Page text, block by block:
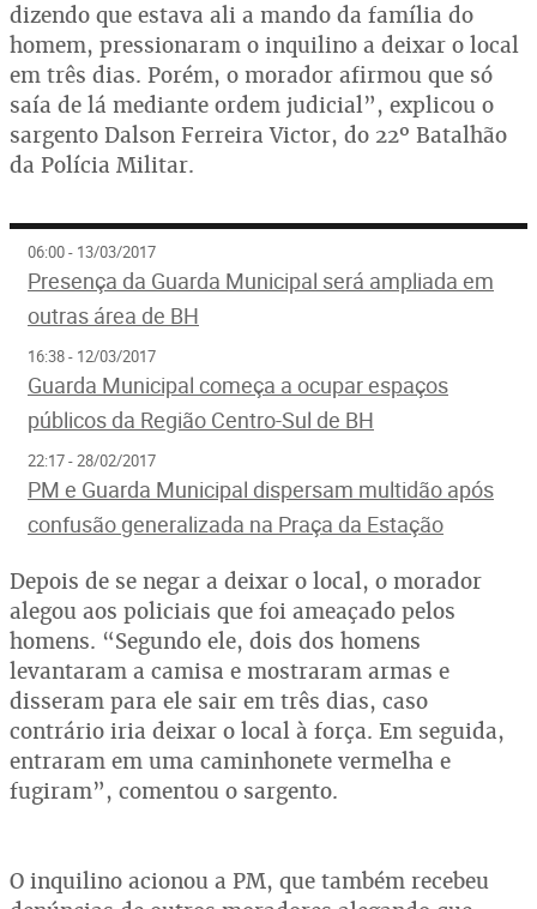
dizendo que estava ali a mando da família do
homem, pressionaram o inquilino a deixar o local
em três dias. Porém, o morador afirmou que só
saía de lá mediante ordem judicial”, explicou o
sargento Dalson Ferreira Victor, do 22º Batalhão
da Polícia Militar.
06:00 - 13/03/2017
Presença da Guarda Municipal será ampliada em
outras área de BH
16:38 - 12/03/2017
Guarda Municipal começa a ocupar espaços
públicos da Região Centro-Sul de BH
22:17 - 28/02/2017
PM e Guarda Municipal dispersam multidão após
confusão generalizada na Praça da Estação
Depois de se negar a deixar o local, o morador
alegou aos policiais que foi ameaçado pelos
homens. “Segundo ele, dois dos homens
levantaram a camisa e mostraram armas e
disseram para ele sair em três dias, caso
contrário iria deixar o local à força. Em seguida,
entraram em uma caminhonete vermelha e
fugiram”, comentou o sargento.
O inquilino acionou a PM, que também recebeu